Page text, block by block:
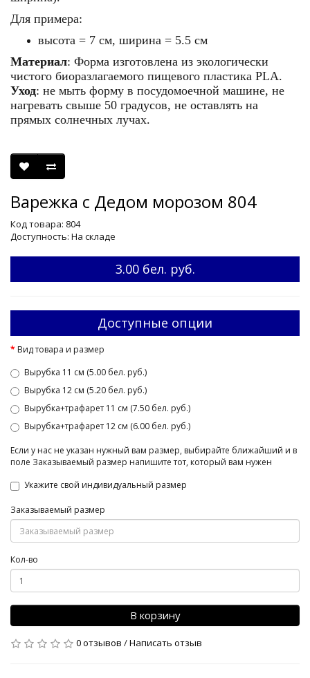
Для примера:
высота = 7 см, ширина = 5.5 см
Материал: Форма изготовлена из экологически
чистого биоразлагаемого пищевого пластика PLA.
Уход: не мыть форму в посудомоечной машине, не
нагревать свыше 50 градусов, не оставлять на
прямых солнечных лучах.
Варежка с Дедом морозом 804
Код товара: 804
Доступность: На складе
3.00 бел. руб.
Доступные опции
Вид товара и размер
Вырубка 11 см (5.00 бел. руб.)
Вырубка 12 см (5.20 бел. руб.)
Вырубка+трафарет 11 см (7.50 бел. руб.)
Вырубка+трафарет 12 см (6.00 бел. руб.)
Если у нас не указан нужный вам размер, выбирайте ближайший и в
поле Заказываемый размер напишите тот, который вам нужен
Укажите свой индивидуальный размер
Заказываемый размер
Кол-во
В корзину
0 отзывов /Написать отзыв